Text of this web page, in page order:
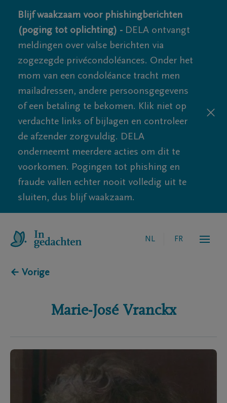
Blijf waakzaam voor phishingberichten
(poging tot oplichting) - DELA ontvangt
meldingen over valse berichten via
zogezegde privécondoléances. Onder het
mom van een condoléance tracht men
mailadressen, andere persoonsgegevens
of een betaling te bekomen. Klik niet op
verdachte links of bijlagen en controleer
de afzender zorgvuldig. DELA
onderneemt meerdere acties om dit te
voorkomen. Pogingen tot phishing en
fraude vallen echter nooit volledig uit te
sluiten, dus blijf waakzaam.
NL FR
← Vorige
Marie-José Vranckx